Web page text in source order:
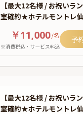
【最大12名様 / お祝い
室確約★ホテルモントレ
￥11,000/名
※消費税込・サービス料込
予
【最大12名様 / お祝い
室確約★ホテルモントレ